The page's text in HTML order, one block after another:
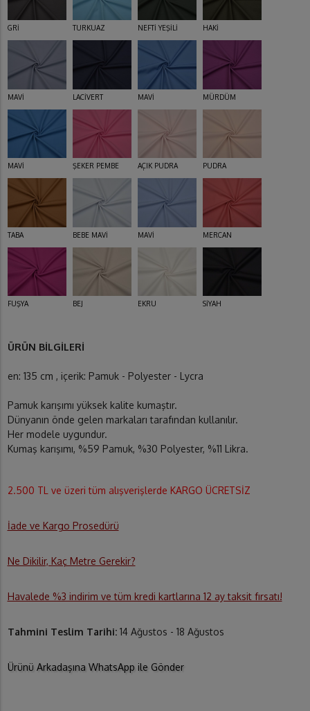
GRİ TURKUAZ NEFTİ YEŞİLİ HAKİ
MAVİ LACİVERT MAVİ MÜRDÜM
MAVİ ŞEKER PEMBE AÇIK PUDRA PUDRA
TABA BEBE MAVİ MAVİ MERCAN
FUŞYA BEJ EKRU SİYAH
ÜRÜN BİLGİLERİ
en: 135 cm , içerik: Pamuk - Polyester - Lycra
Pamuk karışımı yüksek kalite kumaştır.
Dünyanın önde gelen markaları tarafından kullanılır.
Her modele uygundur.
Kumaş karışımı, %59 Pamuk, %30 Polyester, %11 Likra.
2.500 TL ve üzeri tüm alışverişlerde KARGO ÜCRETSİZ
İade ve Kargo Prosedürü
Ne Dikilir, Kaç Metre Gerekir?
Havalede %3 indirim ve tüm kredi kartlarına 12 ay taksit fırsatı!
Tahmini Teslim Tarihi: 14 Ağustos - 18 Ağustos
Ürünü Arkadaşına WhatsApp ile Gönder